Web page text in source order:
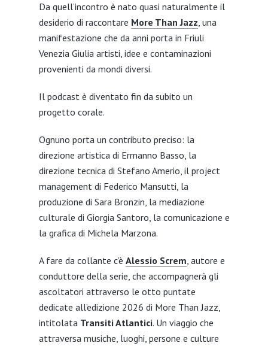
Da quell’incontro è nato quasi naturalmente il
desiderio di raccontare More Than Jazz, una
manifestazione che da anni porta in Friuli
Venezia Giulia artisti, idee e contaminazioni
provenienti da mondi diversi.
Il podcast è diventato fin da subito un
progetto corale.
Ognuno porta un contributo preciso: la
direzione artistica di Ermanno Basso, la
direzione tecnica di Stefano Amerio, il project
management di Federico Mansutti, la
produzione di Sara Bronzin, la mediazione
culturale di Giorgia Santoro, la comunicazione e
la grafica di Michela Marzona.
A fare da collante c’è Alessio Screm, autore e
conduttore della serie, che accompagnerà gli
ascoltatori attraverso le otto puntate
dedicate all’edizione 2026 di More Than Jazz,
intitolata Transiti Atlantici. Un viaggio che
attraversa musiche, luoghi, persone e culture